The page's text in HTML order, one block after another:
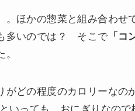
。ほかの惣菜と組み合わせ
多いのでは？ そこで 「コ
がどの程度のカロリーなの